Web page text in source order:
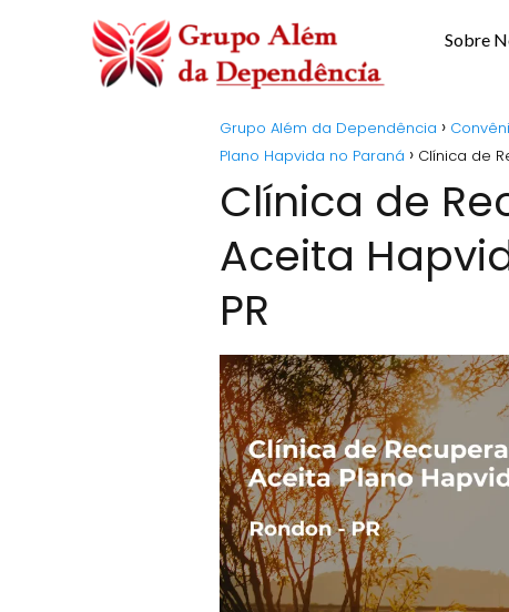
Sobre
Grupo Além da Dependência
Plano Hapvida no Paraná
Clínica de
Clínica de
Aceita
PR